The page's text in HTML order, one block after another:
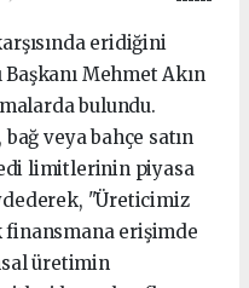
eridiğini
Mehmet Akın
bulundu.
veya bahçe satın
limitlerinin piyasa
"Üreticimiz
finansmana erişimde
üretimin